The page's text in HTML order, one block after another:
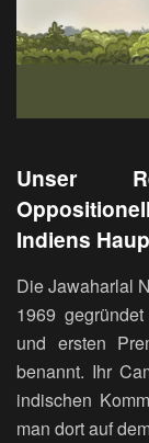
Unser
Indiens
Die Jawaharlal
1969
und ersten
benannt. Ihr
indischen
man dort auf